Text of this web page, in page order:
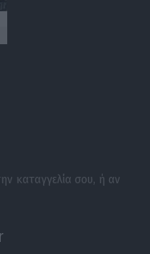
καταγγελία σου, ή αν